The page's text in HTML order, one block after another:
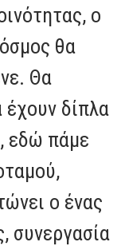
ο
θα
Θα
δίπλα
εδώ πάμε
ο ένας
συνεργασία